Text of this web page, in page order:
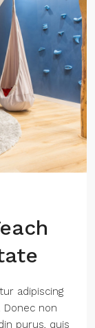
adipiscing
non
purus, quis